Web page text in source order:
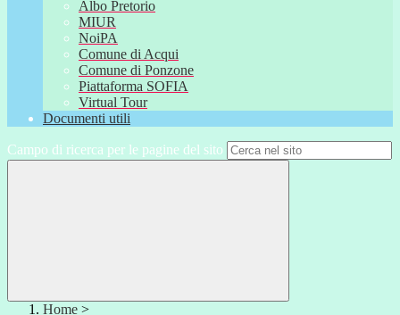
Albo Pretorio
MIUR
NoiPA
Comune di Acqui
Comune di Ponzone
Piattaforma SOFIA
Virtual Tour
Documenti utili
Campo di ricerca per le pagine del sito
Home >